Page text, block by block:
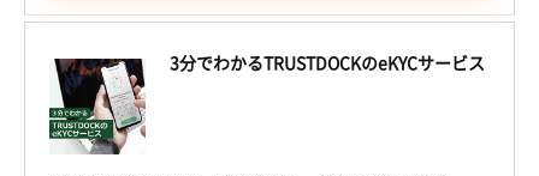
3分でわかるTRUSTDOCKのeKYCサービス